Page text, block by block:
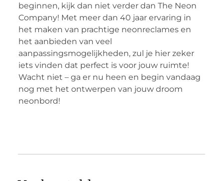
beginnen, kijk dan niet verder dan The Neon
Company! Met meer dan 40 jaar ervaring in
het maken van prachtige neonreclames en
het aanbieden van veel
aanpassingsmogelijkheden, zul je hier zeker
iets vinden dat perfect is voor jouw ruimte!
Wacht niet – ga er nu heen en begin vandaag
nog met het ontwerpen van jouw droom
neonbord!